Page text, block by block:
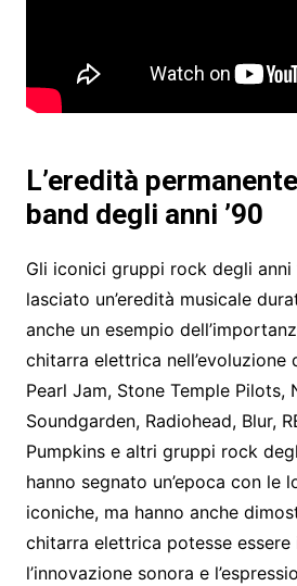
L’eredità
band degli anni ’90
Gli iconici gruppi rock degli anni
lasciato un’eredità musicale
anche un esempio
chitarra elettrica nell’evoluzione
Pearl Jam, Stone Temple Pilots,
Soundgarden, Radiohead, Blur,
Pumpkins e altri gruppi rock
hanno segnato un’epoca con le
iconiche, ma hanno anche
chitarra elettrica potesse
l’innovazione sonora e